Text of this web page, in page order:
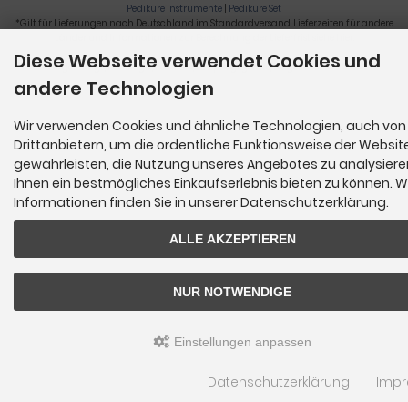
Pediküre Instrumente | Pediküre Set
*Gilt für Lieferungen nach Deutschland im Standardversand. Lieferzeiten für andere
Nagelzange, Podologie, Pediküre, Fußpflegegeräte, Nagelfräser © 2026
Diese Webseite verwendet Cookies und
andere Technologien
Wir verwenden Cookies und ähnliche Technologien, auch von
Drittanbietern, um die ordentliche Funktionsweise der
gewährleisten, die Nutzung unseres Angebotes zu
Ihnen ein bestmögliches Einkaufserlebnis bieten zu können.
Informationen finden Sie in unserer Datenschutzerklärung.
ALLE AKZEPTIEREN
NUR NOTWENDIGE
Einstellungen anpassen
Datenschutzerklärung